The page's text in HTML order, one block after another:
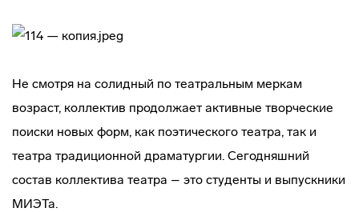
Не смотря на солидный по театральным меркам
возраст, коллектив продолжает активные творческие
поиски новых форм, как поэтического театра, так и
театра традиционной драматургии. Сегодняшний
состав коллектива театра – это студенты и выпускники
МИЭТа.